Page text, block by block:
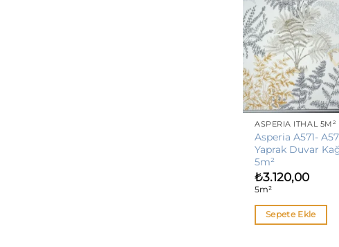
ASPERIA İTHAL 5M²
Asperia A571-
Yaprak Duvar
5m²
₺3.120,00
5m²
Sepete Ekle